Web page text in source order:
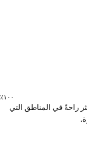
١٠٠٪؜
راحةً في المناطق التي